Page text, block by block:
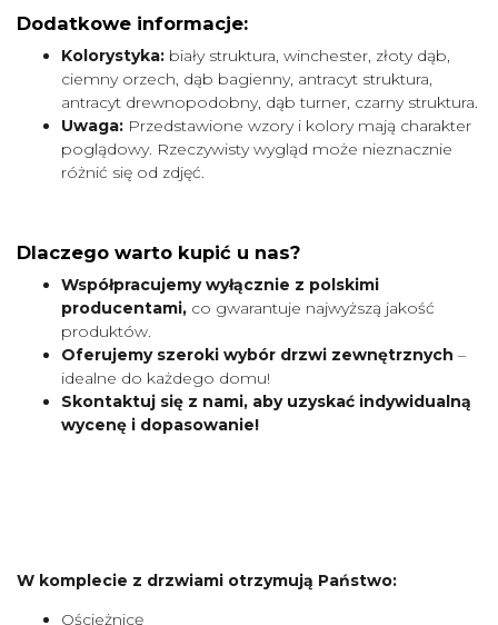
Dodatkowe informacje:
Kolorystyka: biały struktura, winchester, złoty dąb,
ciemny orzech, dąb bagienny, antracyt struktura,
antracyt drewnopodobny, dąb turner, czarny struktura.
Uwaga: Przedstawione wzory i kolory mają charakter
poglądowy. Rzeczywisty wygląd może nieznacznie
różnić się od zdjęć.
Dlaczego warto kupić u nas?
Współpracujemy wyłącznie z polskimi
producentami, co gwarantuje najwyższą jakość
produktów.
Oferujemy szeroki wybór drzwi zewnętrznych –
idealne do każdego domu!
Skontaktuj się z nami, aby uzyskać indywidualną
wycenę i dopasowanie!
W komplecie z drzwiami otrzymują Państwo:
Ościeżnicę